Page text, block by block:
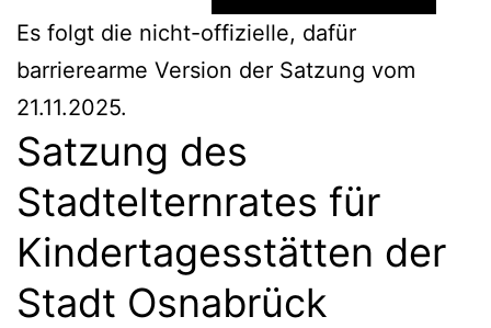
Es folgt die nicht-offizielle, dafür
barrierearme Version der Satzung vom
21.11.2025.
Satzung des
Stadtelternrates für
Kindertagesstätten der
Stadt Osnabrück